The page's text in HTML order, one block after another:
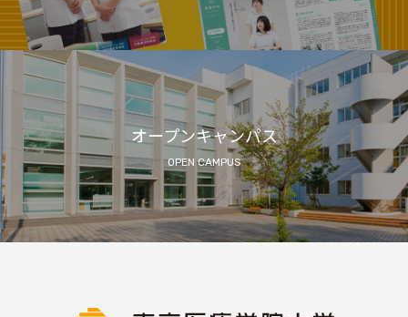
オープンキャンパス
OPEN CAMPUS